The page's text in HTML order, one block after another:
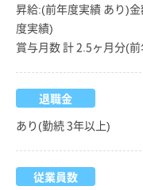
昇給:(前年度実績 あり)
度実績)
賞与月数 計 2.5ヶ月分(
退職金
あり(勤続 3年以上)
従業員数